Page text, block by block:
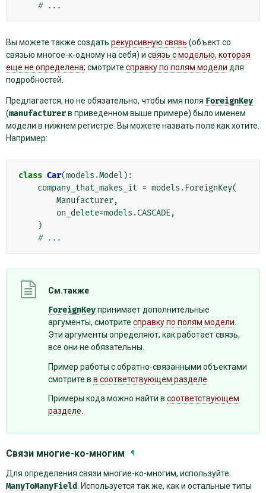
# ...
Вы можете также создать рекурсивную связь (объект со
связью многое-к-одному на себя) и связь с моделью, которая
еще не определена; смотрите справку по полям модели для
подробностей.
Предлагается, но не обязательно, чтобы имя поля ForeignKey
(manufacturerв приведенном выше примере) было именем
модели в нижнем регистре. Вы можете назвать поле как хотите.
Например:
class Car(models .Model ):
company_that_makes_it = models . ForeignKey(
Manufacturer,
on_delete=models .CASCADE,
)
# ...
См.также
ForeignKeyпринимает дополнительные
аргументы, смотрите справку по полям модели.
Эти аргументы определяют, как работает связь,
все они не обязательны.
Пример работы с обратно-связанными объектами
смотрите в в соответствующем разделе
Примеры кода можно найти в соответствующем
разделе
Связи многие-ко-многим ¶
Для определения связи многие-ко-многим, используйте
ManyToManyField . Используется так же, как и остальные типы